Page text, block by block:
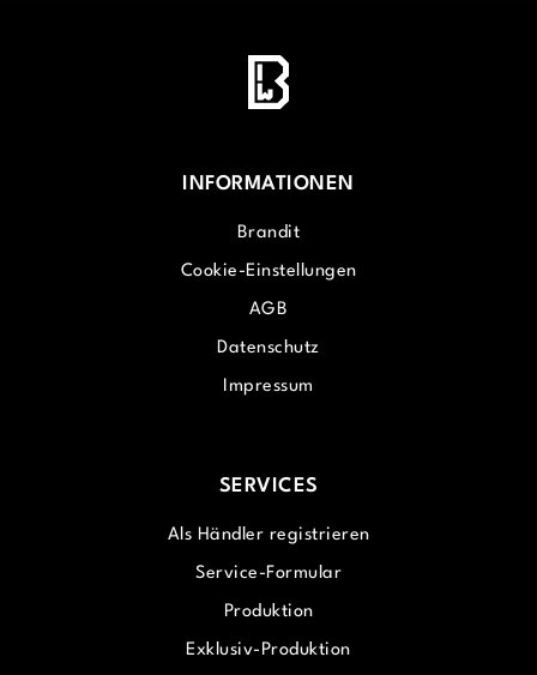
INFORMATIONEN
Brandit
Cookie-Einstellungen
AGB
Datenschutz
Impressum
SERVICES
Als Händler registrieren
Service-Formular
Produktion
Exklusiv-Produktion